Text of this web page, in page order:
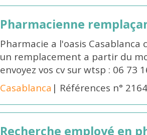
Pharmacienne
Pharmacie a l'oasis
un remplacement a partir du
envoyez vos cv sur wtsp : 06 73
Casablanca | Références n°
Recherche employé en